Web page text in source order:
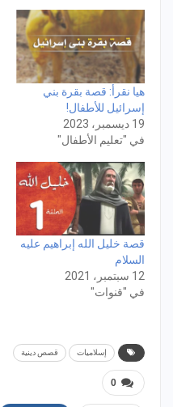
هيا نقرأ: قصة بقرة بني
إسرائيل للأطفال!
19 ديسمبر، 2023
في "تعليم الأطفال"
قصة خليل الله إبراهيم عليه
السلام
12 سبتمبر، 2021
في "قنوات"
إسلاميات قصص دينية
0